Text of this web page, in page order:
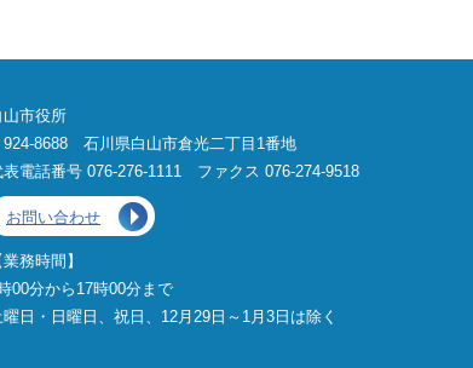
山市役所
924-8688 石川県白山市倉光二丁目1番地
表電話番号 076-276-1111 ファクス 076-274-9518
お問い合わせ
業務時間】
00分から17時00分まで
曜日・日曜日、祝日、12月29日～1月3日は除く